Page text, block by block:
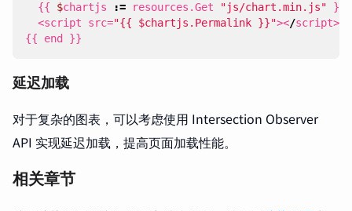
{{
$chartjs := resources .Get "js/chart.min.js"
}}
<script src="{{ $chartjs.Permalink }}"></script>
{{
end }}
延迟加载
对于复杂的图表，可以考虑使用 Intersection Observer
API 实现延迟加载，提高页面加载性能。
相关章节